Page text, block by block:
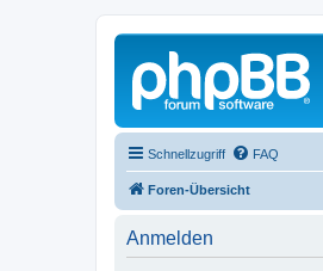
Schnellzugriff FAQ
Foren-Übersicht
Anmelden